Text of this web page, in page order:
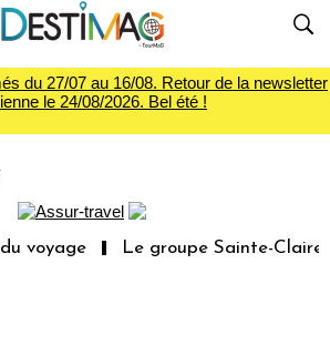
du 27/07 au 16/08. Retour de la newsletter
le 24/08/2026. Bel été !
voyage Le groupe Sainte-Claire